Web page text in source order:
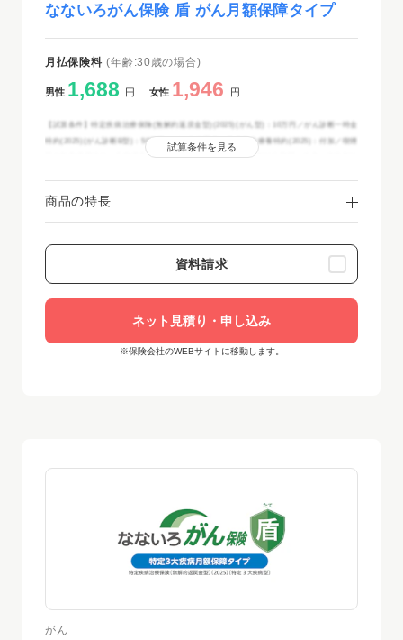
なないろがん保険 盾 がん月額保障タイプ
月払保険料 (年齢:30歳の場合)
男性 1,688 円 女性 1,946 円
【試算条件】特定疾病治療保険(無解約返戻金型)(2025)(がん型)：10万円／がん診断一時金
特約(2025)(がん診断B型)：50万円／がん先進医療・患者申出療養特約(2025)：付加／喫煙
区分料率適用特約：非喫煙者区分料率適用／保険期間・保険料払込期間：終身／保険料払
試算条件を見る
商品の特長
資料請求
ネット見積り・申し込み
※保険会社のWEBサイトに移動します。
がん